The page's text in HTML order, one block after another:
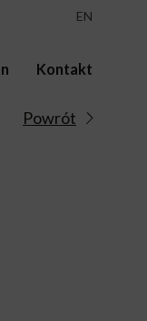
EN
Kontakt
Powrót